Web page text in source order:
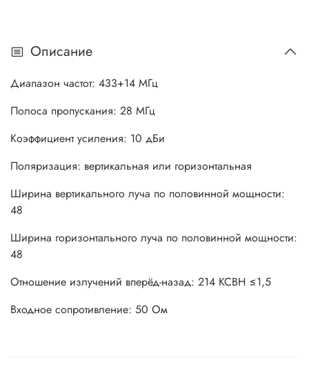
Описание
Диапазон частот: 433+14 МГц
Полоса пропускания: 28 МГц
Коэффициент усиления: 10 дБи
Поляризация: вертикальная или горизонтальная
Ширина вертикального луча по половинной мощности:
48
Ширина горизонтального луча по половинной мощности:
48
Отношение излучений вперёд-назад: 214 КСВН ≤1,5
Входное сопротивление: 50 Ом